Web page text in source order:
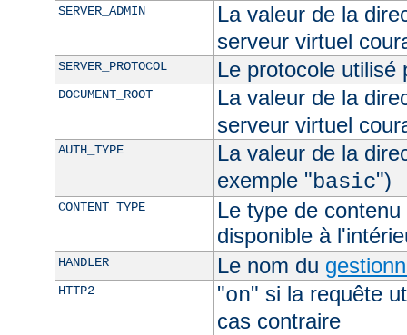
SERVER_ADMIN
La valeur de la
serveur virtuel
SERVER_PROTOCOL Le protocole utilisé
DOCUMENT_ROOT
La valeur de la
serveur virtuel
AUTH_TYPE
La valeur de la
exemple "basic")
CONTENT_TYPE
Le type de
disponible à
HANDLER Le nom du
HTTP2 "on" si la requête
cas contraire